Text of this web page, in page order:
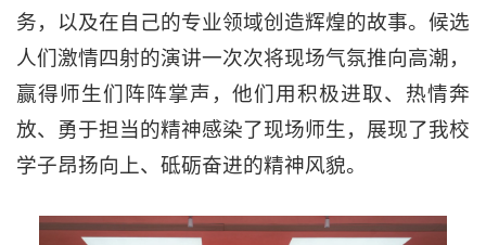
务，以及在自己的专业领域创造辉煌的故事。候选
人们激情四射的演讲一次次将现场气氛推向高潮，
赢得师生们阵阵掌声，他们用积极进取、热情奔
放、勇于担当的精神感染了现场师生，展现了我校
学子昂扬向上、砥砺奋进的精神风貌。